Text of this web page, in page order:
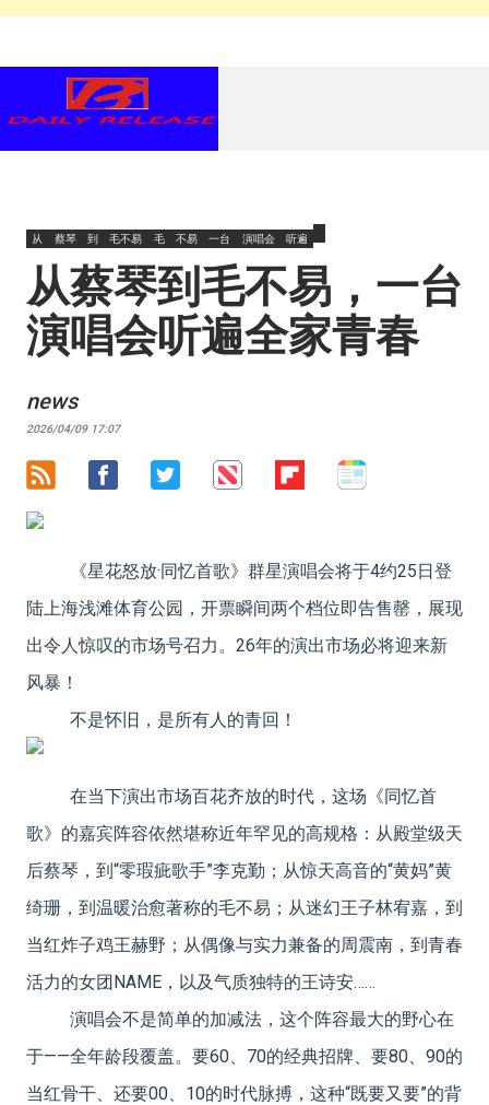
从 蔡琴 到 毛不易 毛 不易 一台 演唱会 听遍
从蔡琴到毛不易，一台
演唱会听遍全家青春
news
2026/04/09 17:07
《星花怒放·同忆首歌》群星演唱会将于4约25日登
陆上海浅滩体育公园，开票瞬间两个档位即告售罄，展现
出令人惊叹的市场号召力。26年的演出市场必将迎来新
风暴！
不是怀旧，是所有人的青回！
在当下演出市场百花齐放的时代，这场《同忆首
歌》的嘉宾阵容依然堪称近年罕见的高规格：从殿堂级天
后蔡琴，到“零瑕疵歌手”李克勤；从惊天高音的“黄妈”黄
绮珊，到温暖治愈著称的毛不易；从迷幻王子林宥嘉，到
当红炸子鸡王赫野；从偶像与实力兼备的周震南，到青春
活力的女团NAME，以及气质独特的王诗安……
演唱会不是简单的加减法，这个阵容最大的野心在
于——全年龄段覆盖。要60、70的经典招牌、要80、90的
当红骨干、还要00、10的时代脉搏，这种“既要又要”的背